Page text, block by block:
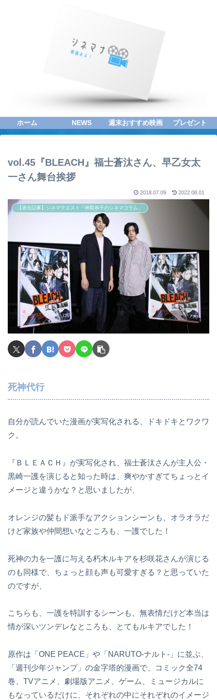
ホーム NEWS 週末おすすめ映画 プレゼント
vol.45『BLEACH』福士蒼汰さん、早乙女太
一さん舞台挨拶
2018.07.09 2022.08.01
【過去記事】シネマクエスト「神取恭子のシネマコラム」
死神代行
自分が読んでいた漫画が実写化される、ドキドキとワクワ
ク。
『ＢＬＥＡＣＨ』が実写化され、福士蒼汰さんが主人公・
黒崎一護を演じると知った時は、爽やかすぎてちょっとイ
メージと違うかな？と思いましたが、
オレンジの髪もド派手なアクションシーンも、オラオラだ
けど家族や仲間想いなところも、一護でした！
死神の力を一護に与える朽木ルキアを杉咲花さんが演じる
のも同様で、ちょっと顔も声も可愛すぎる？と思っていた
のですが、
こちらも、一護を特訓するシーンも、無表情だけど本当は
情が深いツンデレなところも、とてもルキアでした！
原作は「ONE PEACE」や「NARUTO-ナルト-」に並ぶ、
「週刊少年ジャンプ」の金字塔的漫画で、コミック全74
巻、TVアニメ、劇場版アニメ、ゲーム、ミュージカルに
もなっているだけに、それぞれの中にそれぞれのイメージ